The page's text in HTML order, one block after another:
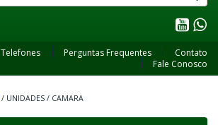
Telefones Perguntas Frequentes
Contato
Fale Conosco
/ UNIDADES / CAMARA